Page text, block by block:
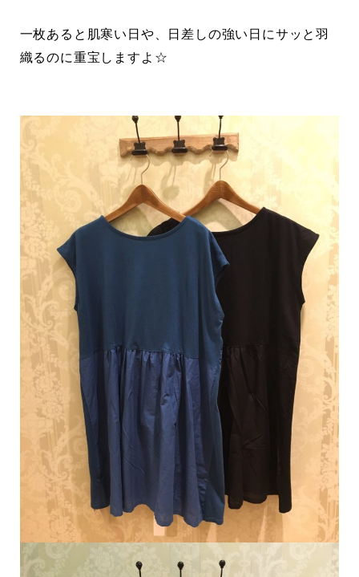
一枚あると肌寒い日や、日差しの強い日にサッと羽
織るのに重宝しますよ☆